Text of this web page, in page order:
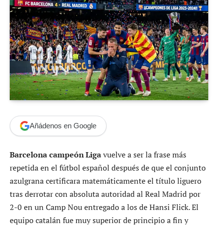
Añádenos en Google
Barcelona campeón Ligavuelve a ser la frase más
repetida en el fútbol español después de que el conjunto
azulgrana certificara matemáticamente el título liguero
tras derrotar con absoluta autoridad al Real Madrid por
2-0 en un Camp Nou entregado a los de Hansi Flick. El
equipo catalán fue muy superior de principio a fin y